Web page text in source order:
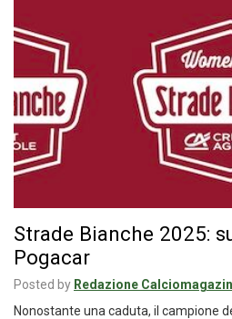
Strade Bianche 2025:
Pogacar
Posted by Redazione
Nonostante una caduta, il campione